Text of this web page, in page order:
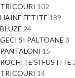
TRICOURI 102
HAINE FETITE 189
BLUZE 24
GECI SI PALTOANE 3
PANTALONI 15
ROCHITE SI FUSTITE
TRICOURI 14